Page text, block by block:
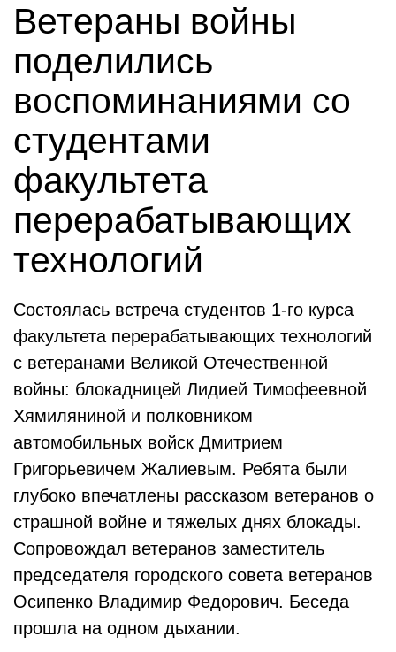
Ветераны войны
поделились
воспоминаниями со
студентами
факультета
перерабатывающих
технологий
Состоялась встреча студентов 1-го курса
факультета перерабатывающих технологий
с ветеранами Великой Отечественной
войны: блокадницей Лидией Тимофеевной
Хямиляниной и полковником
автомобильных войск Дмитрием
Григорьевичем Жалиевым. Ребята были
глубоко впечатлены рассказом ветеранов о
страшной войне и тяжелых днях блокады.
Сопровождал ветеранов заместитель
председателя городского совета ветеранов
Осипенко Владимир Федорович. Беседа
прошла на одном дыхании.